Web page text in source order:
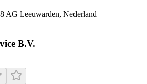
AG Leeuwarden, Nederland
B.V.